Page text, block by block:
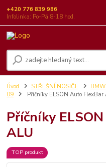
+420 776 839 986
Infolinka: Po-Pá 8-18 hod.
Úvod STŘEŠNÍ NOSIČE BMW
09
Příčníky ELSON Auto FlexBar
Příčníky
ALU
TOP produkt